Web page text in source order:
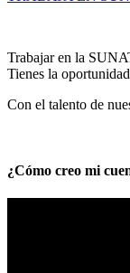
Trabajar en la
Tienes la
Con el talento de
¿Cómo creo mi